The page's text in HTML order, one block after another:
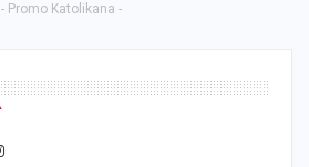
- Promo Katolikana -